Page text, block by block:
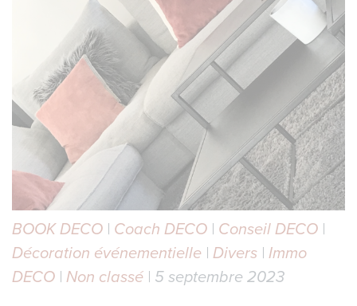
BOOK DECO | Coach DECO | Conseil DECO |
Décoration événementielle | Divers | Immo
DECO | Non classé | 5 septembre 2023